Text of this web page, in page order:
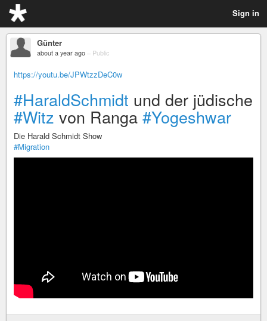
Sign in
Günter
about a year ago – Public
https://youtu.be/JPWtzzDeC0w
#HaraldSchmidt und der jüdische
#Witz von Ranga #Yogeshwar
Die Harald Schmidt Show
#Migration